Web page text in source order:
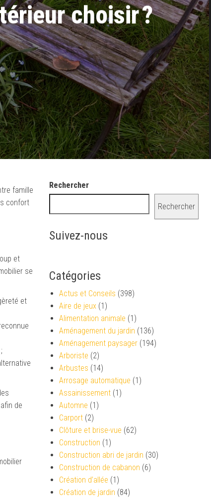
choisir ?
famille
confort
et
se
et
afin de
Rechercher
Rechercher
Suivez-nous
Catégories
Actus et Conseils (398)
Aire de jeux (1)
Alimentation animale (1)
Aménagement du jardin (136)
Aménagement paysager (194)
Arboriste (2)
Arbustes (14)
Arrosage automatique (1)
Assainissement (1)
Automne (1)
Carport (2)
Clôture et brise-vue (62)
Construction (1)
Construction abri de jardin (30)
Construction de cabanon (6)
Création d’allée (1)
Création de jardin (84)